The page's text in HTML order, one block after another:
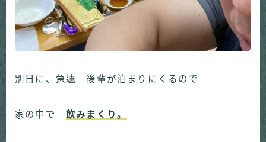
別日に、急遽 後輩が泊まりにくるので
家の中で 飲みまくり。